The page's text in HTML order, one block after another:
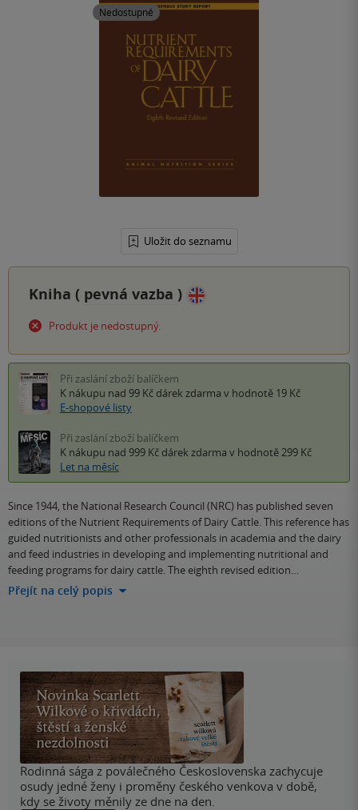
Nedostupné
Uložit do seznamu
Kniha ( pevná vazba )
Produkt je nedostupný.
Při zaslání zboží balíčkem
K nákupu nad 99 Kč dárek zdarma v hodnotě 19 Kč
E-shopové listy
Při zaslání zboží balíčkem
K nákupu nad 999 Kč dárek zdarma v hodnotě 299 Kč
Let na měsíc
Since 1944, the National Research Council (NRC) has published seven
editions of the Nutrient Requirements of Dairy Cattle. This reference has
guided nutritionists and other professionals in academia and the dairy
and feed industries in developing and implementing nutritional and
feeding programs for dairy cattle. The eighth revised edition…
Přejít na celý popis
Rodinná sága z poválečného Československa zachycuje
osudy jedné ženy i proměny českého venkova v době,
kdy se životy měnily ze dne na den.